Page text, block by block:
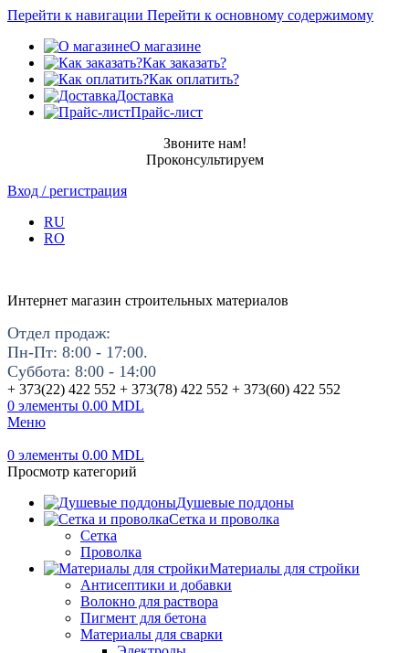
Перейти к навигации Перейти к основному содержимому
О магазине
Как заказать?
Как оплатить?
Доставка
Прайс-лист
Звоните нам!
Проконсультируем
Вход / регистрация
RU
RO
Интернет магазин строительных материалов
Отдел продаж:
Пн-Пт: 8:00 - 17:00.
Суббота: 8:00 - 14:00
+ 373(22) 422 552 + 373(78) 422 552 + 373(60) 422 552
0 элементы 0.00 MDL
Меню
0 элементы 0.00 MDL
Просмотр категорий
Душевые поддоны
Сетка и проволка
Сетка
Проволка
Материалы для стройки
Антисептики и добавки
Волокно для раствора
Пигмент для бетона
Материалы для сварки